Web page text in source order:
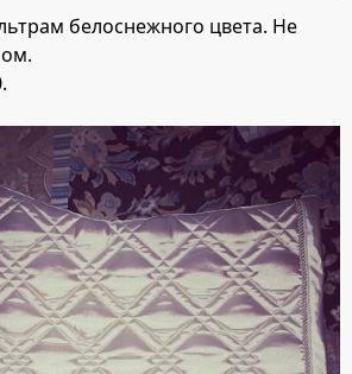
белоснежного цвета. Не